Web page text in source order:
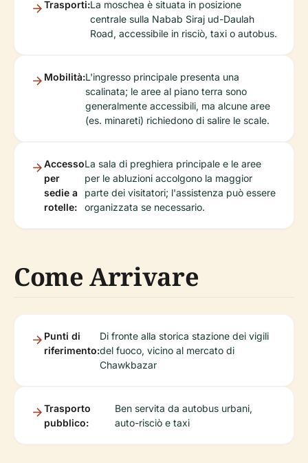
Trasporti:La moschea è situata in posizione
centrale sulla Nabab Siraj ud-Daulah
Road, accessibile in risciò, taxi o autobus.
Mobilità:L'ingresso principale presenta una
scalinata; le aree al piano terra sono
generalmente accessibili, ma alcune aree
(es. minareti) richiedono di salire le scale.
Accesso
per
sedie a
rotelle:
La sala di preghiera principale e le aree
per le abluzioni accolgono la maggior
parte dei visitatori; l'assistenza può essere
organizzata se necessario.
Come Arrivare
Punti di
riferimento:
Di fronte alla storica stazione dei vigili
del fuoco, vicino al mercato di
Chawkbazar
Trasporto
pubblico:
Ben servita da autobus urbani,
auto-risciò e taxi